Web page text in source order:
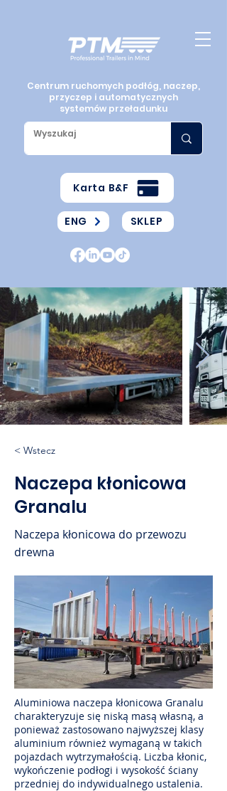
Centrum ruchomych podłóg, naczep,
przyczep i automatycznych
systemów przeładunku
Karta B&F
ENG SKLEP
< Wstecz
Naczepa kłonicowa
Granalu
Naczepa kłonicowa do przewozu
drewna
Aluminiowa naczepa kłonicowa Granalu
charakteryzuje się niską masą własną, a
ponieważ zastosowano najwyższej klasy
aluminium również wymaganą w takich
pojazdach wytrzymałością. Liczba kłonic,
wykończenie podłogi i wysokość ściany
przedniej do indywidualnego ustalenia.